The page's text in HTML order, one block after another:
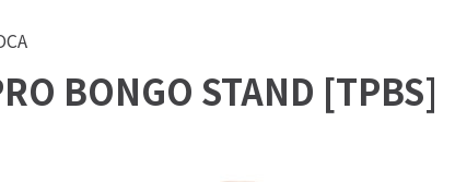
BONGO STAND [TPBS]